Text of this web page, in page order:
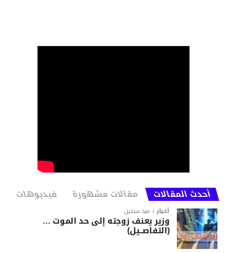
أحدث المقالات مقالات مشهورة فيديوهات
أخبار منذ سنتين
وزير يعنف زوجته إلى حد الموت …
(التفاصــيل)